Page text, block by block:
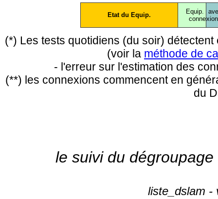
Etat du Equip.
Equip.
conne
(*) Les tests quotidiens (du soir)
(voir la méthode de
- l'erreur sur l'estimation des
(**) les connexions commencent en
du
le suivi du
liste_dslam -